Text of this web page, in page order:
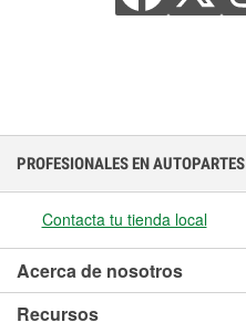
PROFESIONALES EN AUTOPARTES
Contacta tu tienda local
Acerca de nosotros
Recursos